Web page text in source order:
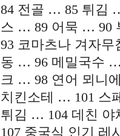
84 전골 … 85 튀김
스 … 89 어묵 … 90
93 코마츠나 겨자
동 … 96 메밀국수 …
크 … 98 연어 뫼니
치킨소테 … 101 스
튀김 … 104 데친
107 중국식 인기